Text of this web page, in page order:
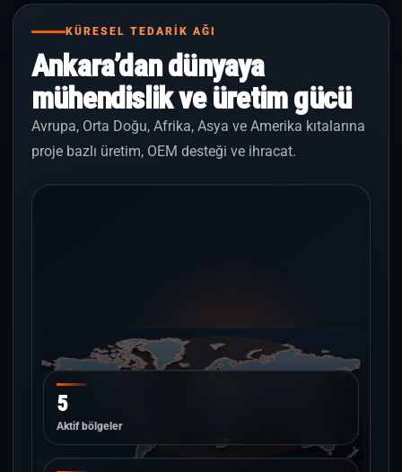
KÜRESEL TEDARİK AĞI
Ankara’dan dünyaya
mühendislik ve üretim gücü
Avrupa, Orta Doğu, Afrika, Asya ve Amerika kıtalarına
proje bazlı üretim, OEM desteği ve ihracat.
5
Aktif bölgeler